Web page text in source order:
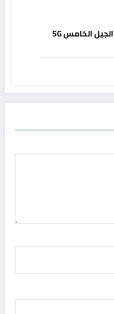
المغرب يستخدم شبكة الجيل الخامس 5G